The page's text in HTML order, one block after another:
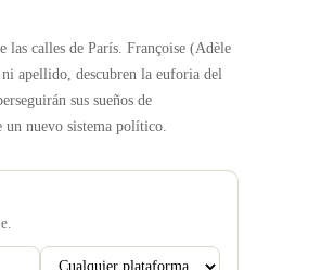
calles de París. Françoise (Adèle
apellido, descubren la euforia del
sus sueños de
un nuevo sistema político.